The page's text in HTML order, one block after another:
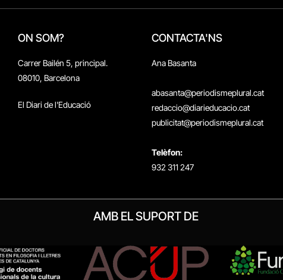
ON SOM?
Carrer Bailén 5, principal.
08010, Barcelona
El Diari de l'Educació
CONTACTA'NS
Ana Basanta
abasanta@periodismeplural.cat
redaccio@diarieducacio.cat
publicitat@periodismeplural.cat
Telèfon:
932 311 247
AMB EL SUPORT DE